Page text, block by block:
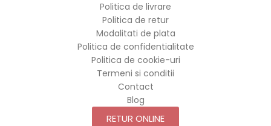
Politica de livrare
Politica de retur
Modalitati de plata
Politica de confidentialitate
Politica de cookie-uri
Termeni si conditii
Contact
Blog
RETUR ONLINE